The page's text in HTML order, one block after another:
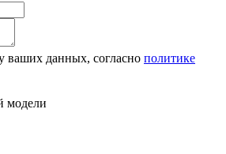
ваших данных, согласно политике
модели